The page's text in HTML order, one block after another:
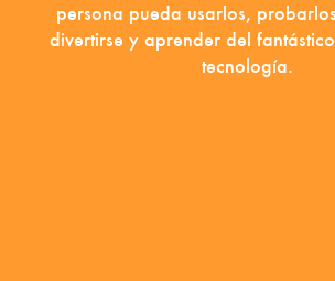
persona pueda usarlos,
divertirse y aprender del
tecnología.